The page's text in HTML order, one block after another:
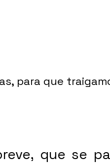
para que
que se